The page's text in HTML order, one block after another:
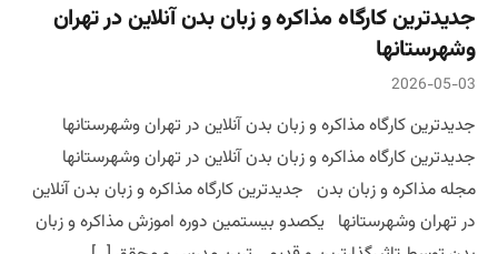
جدیدترین کارگاه مذاکره و زبان بدن آنلاین در تهران
وشهرستانها
2026-05-03
جدیدترین کارگاه مذاکره و زبان بدن آنلاین در تهران وشهرستانها
جدیدترین کارگاه مذاکره و زبان بدن آنلاین در تهران وشهرستانها
مجله مذاکره و زبان بدن جدیدترین کارگاه مذاکره و زبان بدن آنلاین
در تهران وشهرستانها یکصدو بیستمین دوره اموزش مذاکره و زبان